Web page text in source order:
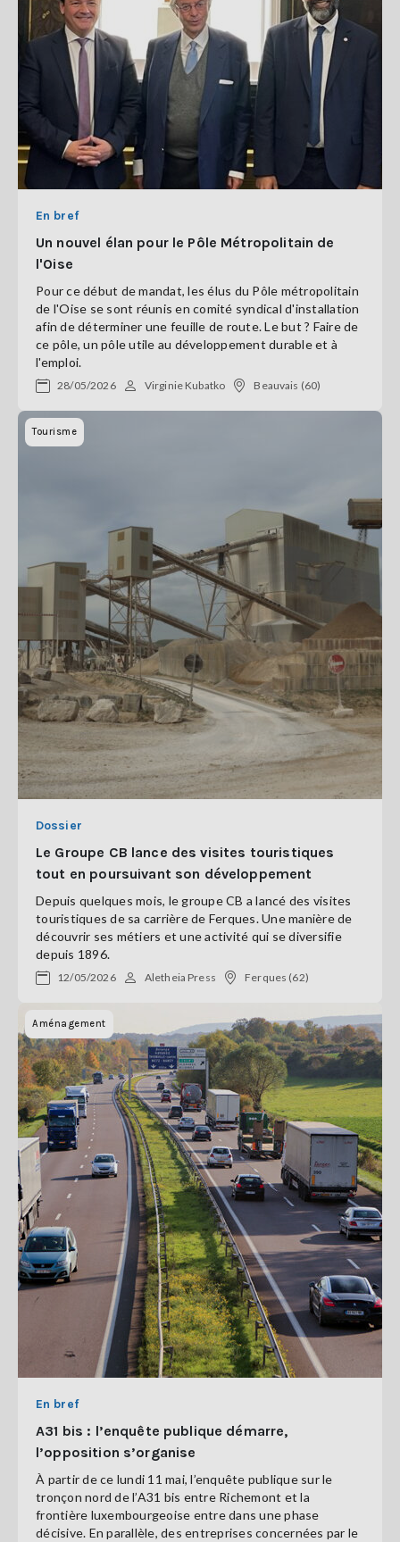
En bref
Un nouvel élan pour le Pôle Métropolitain de
l'Oise
Pour ce début de mandat, les élus du Pôle métropolitain
de l'Oise se sont réunis en comité syndical d'installation
afin de déterminer une feuille de route. Le but ? Faire de
ce pôle, un pôle utile au développement durable et à
l'emploi.
28/05/2026 Virginie Kubatko Beauvais (60)
Tourisme
Dossier
Le Groupe CB lance des visites touristiques
tout en poursuivant son développement
Depuis quelques mois, le groupe CB a lancé des visites
touristiques de sa carrière de Ferques. Une manière de
découvrir ses métiers et une activité qui se diversifie
depuis 1896.
12/05/2026 Aletheia Press Ferques (62)
Aménagement
En bref
A31 bis : l’enquête publique démarre,
l’opposition s’organise
À partir de ce lundi 11 mai, l’enquête publique sur le
tronçon nord de l’A31 bis entre Richemont et la
frontière luxembourgeoise entre dans une phase
décisive. En parallèle, des entreprises concernées par le